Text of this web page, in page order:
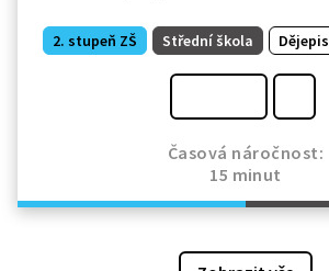
2. stupeň ZŠ Střední škola Dějepis
Časová náročnost:
15 minut